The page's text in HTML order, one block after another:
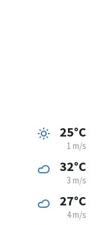
25°C
1 m/s
32°C
3 m/s
27°C
4 m/s